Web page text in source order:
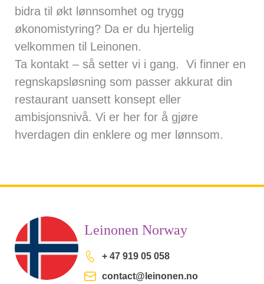
bidra til økt lønnsomhet og trygg
økonomistyring? Da er du hjertelig
velkommen til Leinonen.
Ta kontakt – så setter vi i gang. Vi finner en
regnskapsløsning som passer akkurat din
restaurant uansett konsept eller
ambisjonsnivå. Vi er her for å gjøre
hverdagen din enklere og mer lønnsom.
Leinonen Norway
+ 47 919 05 058
contact@leinonen.no